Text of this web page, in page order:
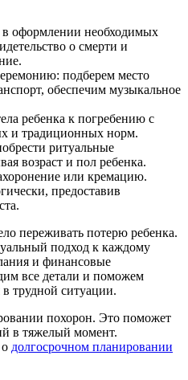
оформлении необходимых
о смерти и
подберем место
обеспечим музыкальное
ребенка к погребению с
и традиционных норм.
ритуальные
возраст и пол ребенка.
или кремацию.
предоставив
переживать потерю ребенка.
подход к каждому
и финансовые
все детали и поможем
трудной ситуации.
похорон. Это поможет
в тяжелый момент.
долгосрочном планировании